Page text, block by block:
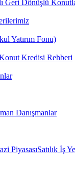
Geri Dönüşlü
Yatırım Fonu)
Kredisi Rehberi
Danışmanlar
PiyasasıSatılık İş